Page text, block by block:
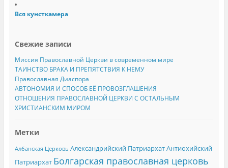
Вся кунсткамера
Свежие записи
Миссия Православной Церкви в современном мире
ТАИНСТВО БРАКА И ПРЕПЯТСТВИЯ К НЕМУ
Православная Диаспора
АВТОНОМИЯ И СПОСОБ ЕЁ ПРОВОЗГЛАШЕНИЯ
ОТНОШЕНИЯ ПРАВОСЛАВНОЙ ЦЕРКВИ С ОСТАЛЬНЫМ
ХРИСТИАНСКИМ МИРОМ
Метки
Албанская Церковь Александрийский ПатриархатАнтиохийский
Патриархат Болгарская православная церковь